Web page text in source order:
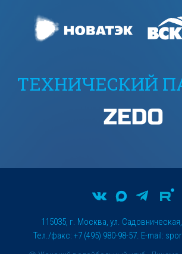
ТЕХНИЧЕСКИЙ
115035, г. Москва, ул.
Тел./факс: +7 (495) 980-98-57. E-mail: